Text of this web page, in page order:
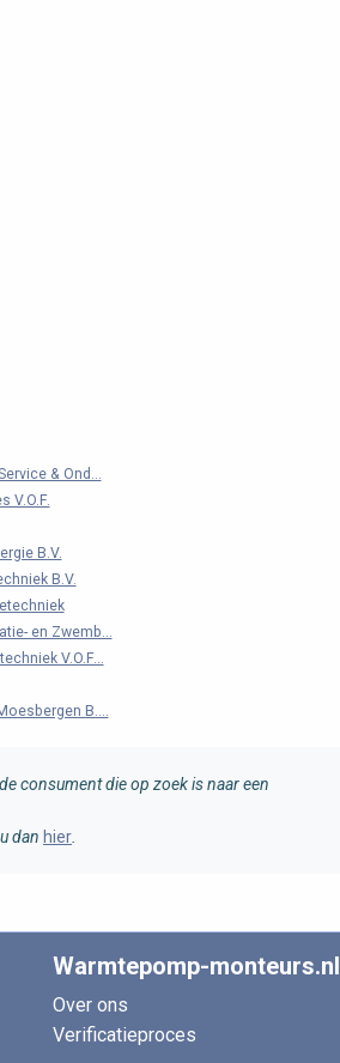
& Ond...
V.O.F.
B.V.
B.V.
en Zwemb...
V.O.F...
B....
consument die op zoek is naar een
dan hier
Warmtepomp-monteurs.nl
Over ons
Verificatieproces